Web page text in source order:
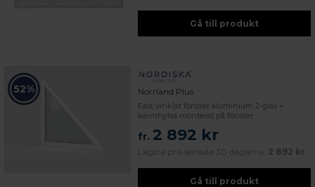
Gå till produkt
52% Norrland Plus
Fast vinklat fönster aluminium 2-glas +
karmhylsa monterat på fönster
fr. 2 892 kr
Lägsta pris senaste 30 dagarna: 2 892 kr
Gå till produkt